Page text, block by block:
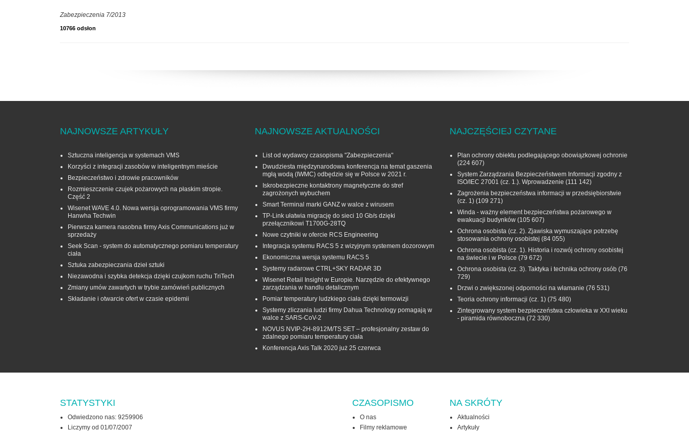
Zabezpieczenia 7/2013
10766 odsłon
NAJNOWSZE ARTYKUŁY
Sztuczna inteligencja w systemach VMS
Korzyści z integracji zasobów w inteligentnym mieście
Bezpieczeństwo i zdrowie pracowników
Rozmieszczenie czujek pożarowych na płaskim stropie.
Część 2
Wisenet WAVE 4.0. Nowa wersja oprogramowania VMS firmy
Hanwha Techwin
Pierwsza kamera nasobna firmy Axis Communications już w
sprzedaży
Seek Scan - system do automatycznego pomiaru temperatury
ciała
Sztuka zabezpieczania dzieł sztuki
Niezawodna i szybka detekcja dzięki czujkom ruchu TriTech
Zmiany umów zawartych w trybie zamówień publicznych
Składanie i otwarcie ofert w czasie epidemii
NAJNOWSZE AKTUALNOŚCI
List od wydawcy czasopisma "Zabezpieczenia"
Dwudziesta międzynarodowa konferencja na temat gaszenia
mgłą wodą (IWMC) odbędzie się w Polsce w 2021 r.
Iskrobezpieczne kontaktrony magnetyczne do stref
zagrożonych wybuchem
Smart Terminal marki GANZ w walce z wirusem
TP-Link ułatwia migrację do sieci 10 Gb/s dzięki
przełącznikowi T1700G‑28TQ
Nowe czytniki w ofercie RCS Engineering
Integracja systemu RACS 5 z wizyjnym systemem dozorowym
Ekonomiczna wersja systemu RACS 5
Systemy radarowe CTRL+SKY RADAR 3D
Wisenet Retail Insight w Europie. Narzędzie do efektywnego
zarządzania w handlu detalicznym
Pomiar temperatury ludzkiego ciała dzięki termowizji
Systemy zliczania ludzi firmy Dahua Technology pomagają w
walce z SARS-CoV-2
NOVUS NVIP-2H-8912M/TS SET – profesjonalny zestaw do
zdalnego pomiaru temperatury ciała
Konferencja Axis Talk 2020 już 25 czerwca
NAJCZĘŚCIEJ CZYTANE
Plan ochrony obiektu podlegającego obowiązkowej ochronie
(224 607)
System Zarządzania Bezpieczeństwem Informacji zgodny z
ISO/IEC 27001 (cz. 1.). Wprowadzenie (111 142)
Zagrożenia bezpieczeństwa informacji w przedsiębiorstwie
(cz. 1) (109 271)
Winda - ważny element bezpieczeństwa pożarowego w
ewakuacji budynków (105 607)
Ochrona osobista (cz. 2). Zjawiska wymuszające potrzebę
stosowania ochrony osobistej (84 055)
Ochrona osobista (cz. 1). Historia i rozwój ochrony osobistej
na świecie i w Polsce (79 672)
Ochrona osobista (cz. 3). Taktyka i technika ochrony osób (76
729)
Drzwi o zwiększonej odporności na włamanie (76 531)
Teoria ochrony informacji (cz. 1) (75 480)
Zintegrowany system bezpieczeństwa człowieka w XXI wieku
- piramida równoboczna (72 330)
STATYSTYKI
Odwiedzono nas: 9259906
Liczymy od 01/07/2007
CZASOPISMO
O nas
Filmy reklamowe
NA SKRÓTY
Aktualności
Artykuły